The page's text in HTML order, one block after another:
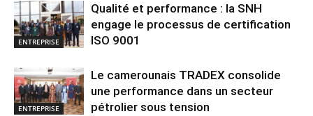
ENTREPRISE
Qualité et performance : la SNH
engage le processus de certification
ISO 9001
ENTREPRISE
Le camerounais TRADEX consolide
une performance dans un secteur
pétrolier sous tension